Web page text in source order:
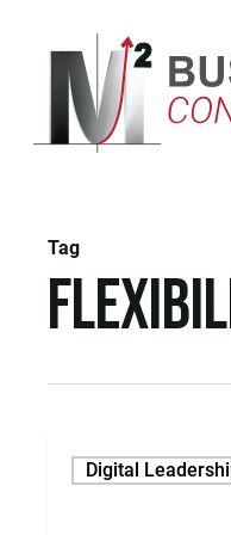
content
Tag
Digital